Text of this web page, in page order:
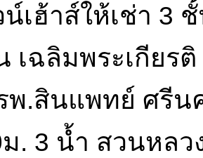
เฮ้าส์ให้เช่า 3
เฉลิมพระเกียรติ
พ.สินแพทย์ ศรีน
. 3 น้ำ สวนหลว